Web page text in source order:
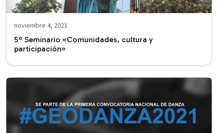
noviembre 4, 2021
5º Seminario «Comunidades, cultura y
participación»